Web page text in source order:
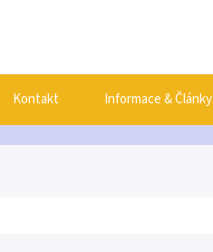
Kontakt Informace & Články